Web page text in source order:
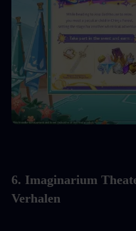
6. Imaginarium
Verhalen